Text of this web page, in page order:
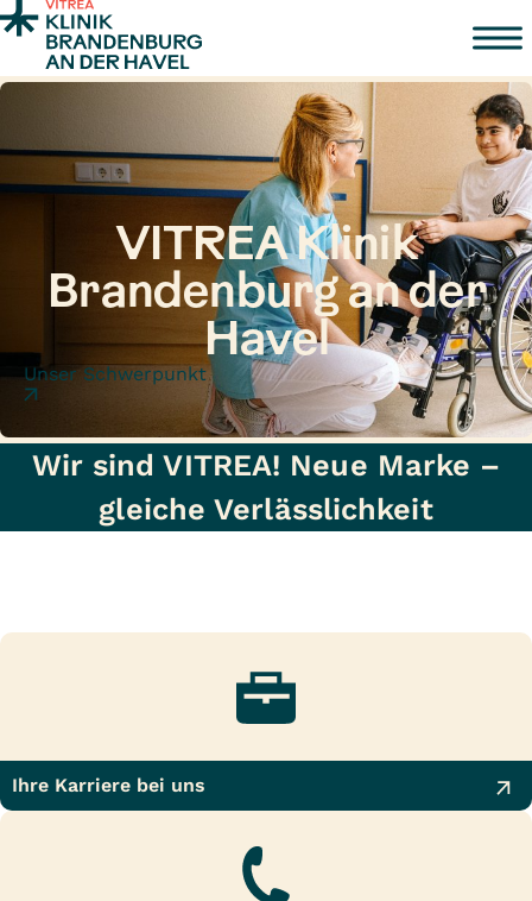
Zum Inhalt springen
VITREA Klinik
Brandenburg an der
Havel
Unser Schwerpunkt
Wir sind VITREA! Neue Marke –
gleiche Verlässlichkeit
Ihre Karriere bei uns